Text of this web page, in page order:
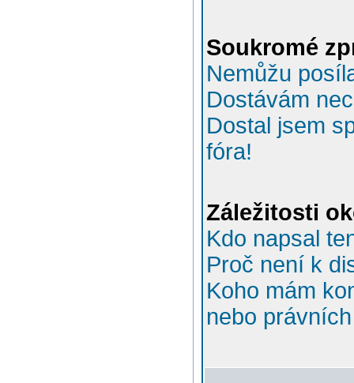
Soukromé
Nemůžu
Dostávám
Dostal jsem
fóra!
Záležitosti
Kdo napsal
Proč není k
Koho mám
nebo